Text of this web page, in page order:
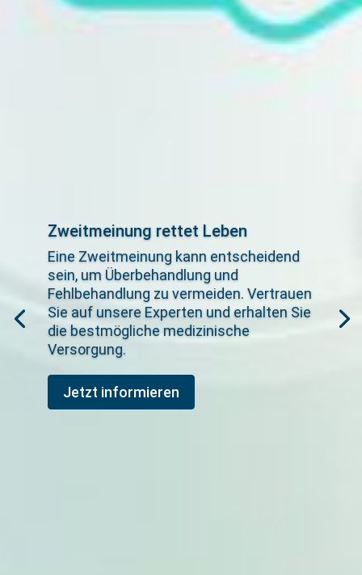
Zweitmeinung rettet Leben
Eine Zweitmeinung kann entscheidend
sein, um Überbehandlung und
Fehlbehandlung zu vermeiden. Vertrauen
Sie auf unsere Experten und erhalten Sie
die bestmögliche medizinische
Versorgung.
Jetzt informieren